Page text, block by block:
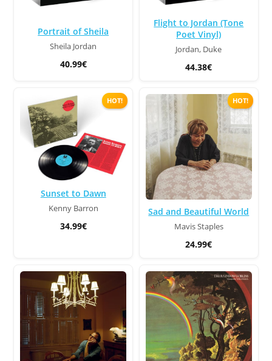
Portrait of Sheila
Sheila Jordan
40.99€
Flight to Jordan (Tone
Poet Vinyl)
Jordan, Duke
44.38€
HOT!
Sunset to Dawn
Kenny Barron
34.99€
HOT!
Sad and Beautiful World
Mavis Staples
24.99€